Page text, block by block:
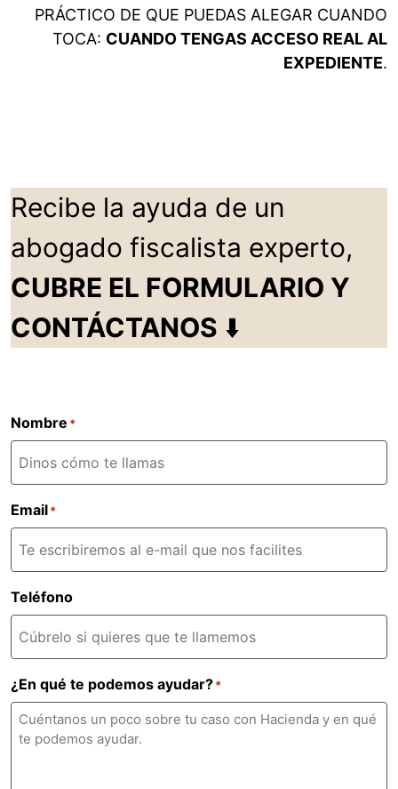
PRÁCTICO DE QUE PUEDAS ALEGAR CUANDO
TOCA: CUANDO TENGAS ACCESO REAL AL
EXPEDIENTE.
Recibe la ayuda de un
abogado fiscalista experto,
CUBRE EL FORMULARIO Y
CONTÁCTANOS ⬇️
Nombre *
Email*
Teléfono
¿En qué te podemos ayudar?*